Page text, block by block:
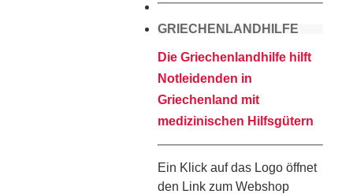
GRIECHENLANDHILFE
Die Griechenlandhilfe hilft
Notleidenden in
Griechenland mit
medizinischen Hilfsgütern
Ein Klick auf das Logo öffnet
den Link zum Webshop